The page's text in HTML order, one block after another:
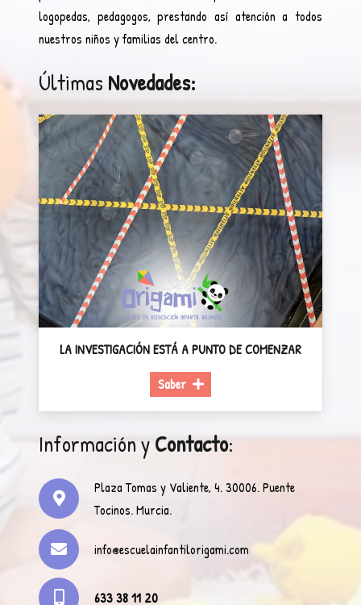
logopedas, pedagogos, prestando así atención a todos
nuestros niños y familias del centro.
Últimas Novedades:
LA INVESTIGACIÓN ESTÁ A PUNTO DE COMENZAR
Saber
Información yContacto:
Plaza Tomas y Valiente, 4. 30006. Puente
Tocinos. Murcia.
info@escuelainfantilorigami.com
633 38 11 20